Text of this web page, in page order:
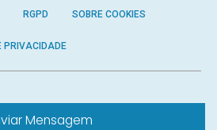
Mensagem
RGPD SOBRE COOKIES
PRIVACIDADE